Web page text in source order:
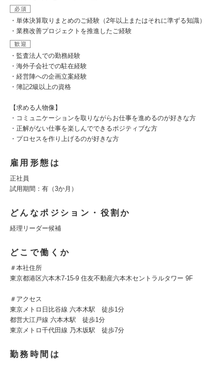
必須
・単体決算取りまとめのご経験（2年以上またはそれに準ずる知識）
・業務改善プロジェクトを推進したご経験
歓迎
・監査法人での勤務経験
・海外子会社での駐在経験
・経営陣への企画立案経験
・簿記2級以上の資格
【求める人物像】
・コミュニケーションを取りながらお仕事を進めるのが好きな方
・正解がない仕事を楽しんでできるポジティブな方
・プロセスを作り上げるのが好きな方
雇用形態は
正社員
試用期間：有（3か月）
どんなポジション・役割か
経理リーダー候補
どこで働くか
＃本社住所
東京都港区六本木7-15-9 住友不動産六本木セントラルタワー 9F
＃アクセス
東京メトロ日比谷線 六本木駅 徒歩1分
都営大江戸線 六本木駅 徒歩1分
東京メトロ千代田線 乃木坂駅 徒歩7分
勤務時間は